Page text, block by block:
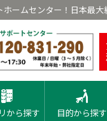
ームセンター！日本最大
から探す 目的から探す